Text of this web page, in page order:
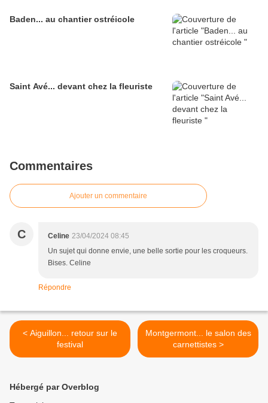
Baden... au chantier ostréicole
Saint Avé... devant chez la fleuriste
Commentaires
Ajouter un commentaire
C Celine 23/04/2024 08:45
Un sujet qui donne envie, une belle sortie pour les croqueurs.
Bises. Celine
Répondre
< Aiguillon... retour sur le
festival
Montgermont... le salon des
carnettistes >
Hébergé par Overblog